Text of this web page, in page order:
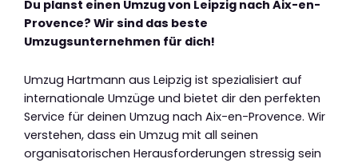
Du planst einen Umzug von Leipzig nach Aix-en-
Provence? Wir sind das beste
Umzugsunternehmen für dich!
Umzug Hartmann aus Leipzig ist spezialisiert auf
internationale Umzüge und bietet dir den perfekten
Service für deinen Umzug nach Aix-en-Provence. Wir
verstehen, dass ein Umzug mit all seinen
organisatorischen Herausforderungen stressig sein